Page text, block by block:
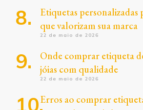
Etiquetas
que valorizam sua marca
22 de maio de 2026
Onde comprar etiqueta
jóias com qualidade
22 de maio de 2026
Erros ao comprar